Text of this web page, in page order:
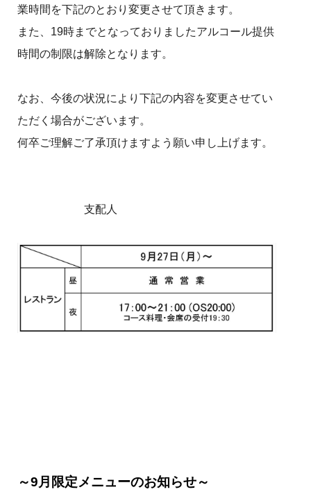
業時間を下記のとおり変更させて頂きます。
また、19時までとなっておりましたアルコール提供
時間の制限は解除となります。
なお、今後の状況により下記の内容を変更させてい
ただく場合がございます。
何卒ご理解ご了承頂けますよう願い申し上げます。
支配人
～9月限定メニューのお知らせ～